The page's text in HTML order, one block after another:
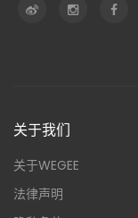
关于我们
关于WEGEE
法律声明